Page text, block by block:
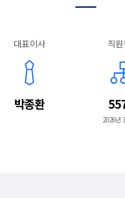
대표이사
박종환
직
2026년